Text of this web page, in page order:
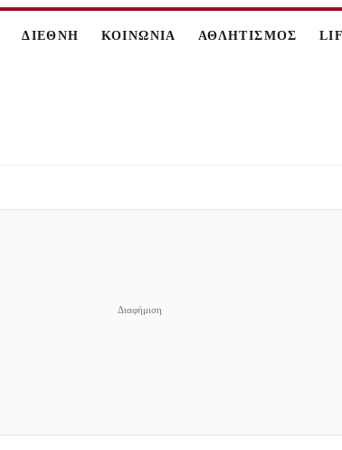
ΔΙΕΘΝΗ ΚΟΙΝΩΝΙΑ ΑΘΛΗΤΙΣΜΟΣ